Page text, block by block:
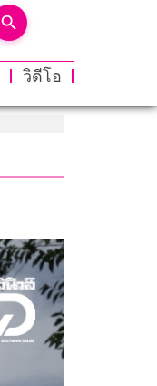
วิดีโอ